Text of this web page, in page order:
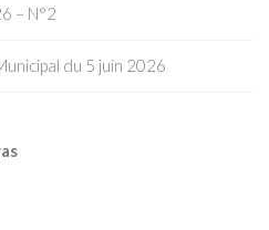
– N°2
du 5 juin 2026